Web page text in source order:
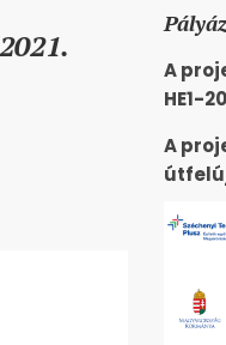
A
HE1-
A